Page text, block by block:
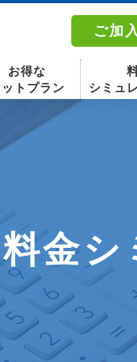
〒992-0044
山形県米沢市春日四丁目
ご加
レビ ス
テレビ
お得な
トプラン
シミュ
〒960-8252
福島県福島市御山字一本
料金シ